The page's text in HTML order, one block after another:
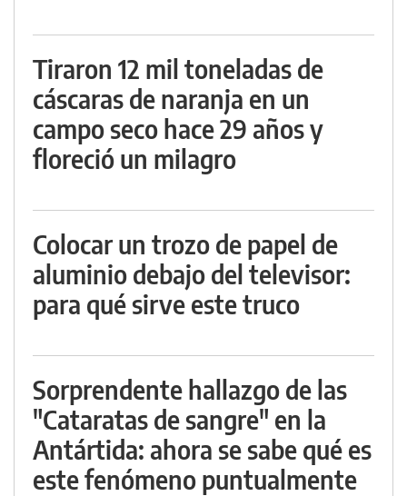
Tiraron 12 mil toneladas de
cáscaras de naranja en un
campo seco hace 29 años y
floreció un milagro
Colocar un trozo de papel de
aluminio debajo del televisor:
para qué sirve este truco
Sorprendente hallazgo de las
"Cataratas de sangre" en la
Antártida: ahora se sabe qué es
este fenómeno puntualmente